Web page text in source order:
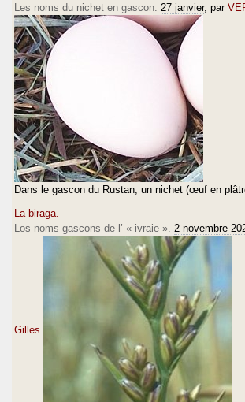
Les noms du nichet en gascon. 27 janvier, par
Dans le gascon du Rustan, un nichet (œuf en
La biraga.
Los noms gascons de l’ « ivraie ». 2 novembre
Gilles